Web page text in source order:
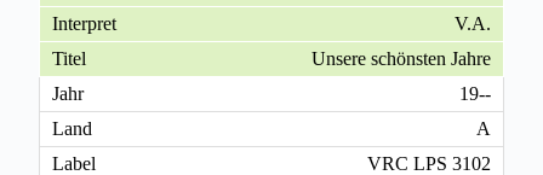
V.A.
Unsere schönsten Jahre
19--
A
VRC LPS 3102